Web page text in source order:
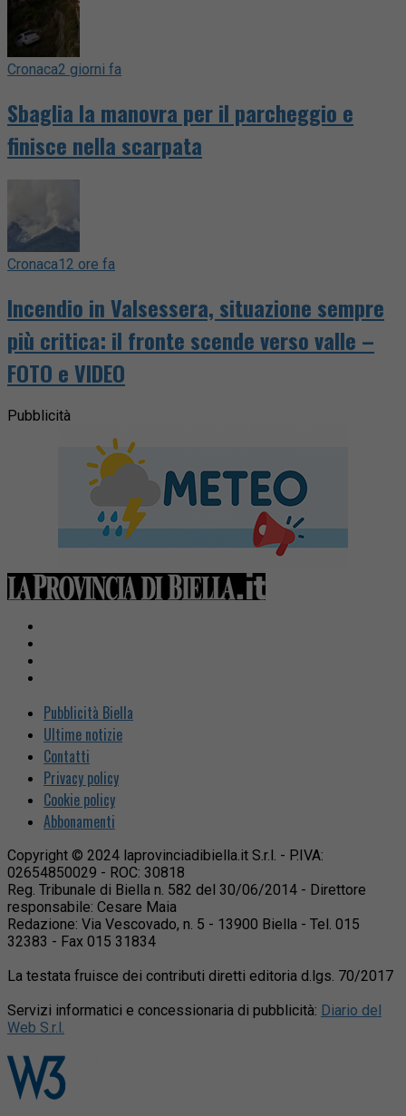
Cronaca2 giorni fa
Sbaglia la manovra per il parcheggio e
finisce nella scarpata
Cronaca12 ore fa
Incendio in Valsessera, situazione sempre
più critica: il fronte scende verso valle –
FOTO e VIDEO
Pubblicità
Pubblicità Biella
Ultime notizie
Contatti
Privacy policy
Cookie policy
Abbonamenti
Copyright © 2024 laprovinciadibiella.it S.r.l. - P.IVA:
02654850029 - ROC: 30818
Reg. Tribunale di Biella n. 582 del 30/06/2014 - Direttore
responsabile: Cesare Maia
Redazione: Via Vescovado, n. 5 - 13900 Biella - Tel. 015
32383 - Fax 015 31834
La testata fruisce dei contributi diretti editoria d.lgs. 70/2017
Servizi informatici e concessionaria di pubblicità: Diario del
Web S.r.l.